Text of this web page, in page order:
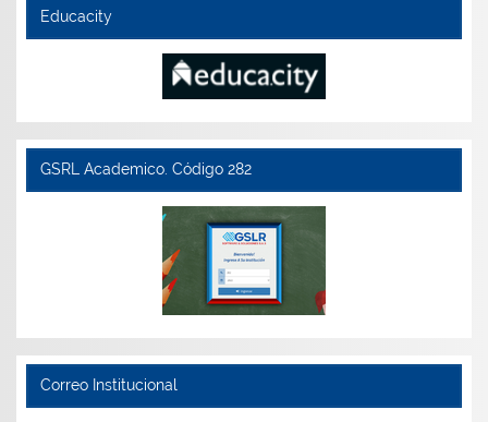
Educacity
GSRL Academico. Código 282
Correo Institucional